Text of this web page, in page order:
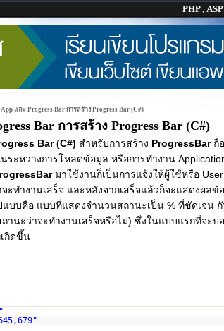
PHP, ASP
และ Progress Bar การสร้าง Progress Bar (C#)
Bar การสร้าง Progress Bar (C#)
Bar (C#) สำหรับการสร้าง ProgressBarถื
ระหว่างการโหลดข้อมูล หรือการทำงาน
มาใช้งานก็เป็นการแจ้งให้ผู้ใช้หรือ
ทำงานเสร็จ และหลังจากเสร็จแล้วก็จะแสดงผลข้
แบบคือ แบบที่แสดงจำนวนสถานะเป็น % ที่ชัดเจน
นะว่าจะทำงานเสร็จหรือไม่) ซึ่งในแบบแรกที่จะบ
กิดขึ้น